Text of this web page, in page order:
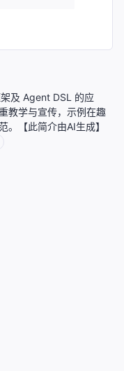
及 Agent DSL 的应
教学与宣传，示例在趣
。【此简介由AI生成】